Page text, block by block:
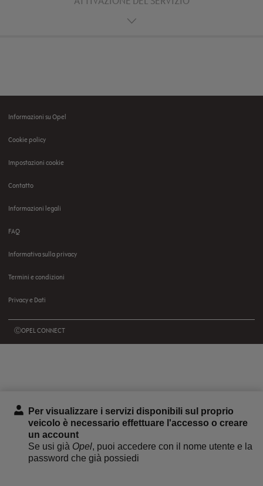
Footer
menu
Informazioni su Opel
Cookie policy
Impostazioni cookie
Contatto
Informazioni legali
FAQ
Informativa sulla privacy
Termini e condizioni
Privacy e Dati
ⒸOPEL CONNECT
Per visualizzare i servizi disponibili sul proprio
veicolo è necessario effettuare l'accesso o creare
un account
Se usi già Opel, puoi accedere con il nome utente e la
password che già possiedi